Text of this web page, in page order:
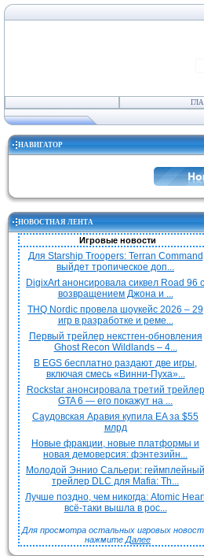
НАВИГАТОР
НОВОСТНАЯ ЛЕНТА
Игровые новости
Для Starship Troopers: Terran Command
выйдет тропическое доп...
DigixArt анонсировала сиквел Road 96 с
возвращением Джона и ...
THQ Nordic провела шоукейс 2026 – 29
игр в разработке и реме...
Первый трейлер некстген-обновления
Ghost Recon Wildlands – 4...
В EGS бесплатно раздают две игры,
включая смесь «Винни-Пуха»...
Rockstar анонсировала третий трейлер
GTA 6 — его покажут на ...
Саудовская Аравия купила EA за $55
млрд
Новые фракции, новые платформы и
новая демоверсия: фэнтезийн...
Молодой Эннио Сальери: геймплейный
трейлер DLC для Mafia: Th...
Лучше поздно, чем никогда: Atomic
всё-таки вышла в рос...
Для просмотра остальных игровых
нажмите Далее